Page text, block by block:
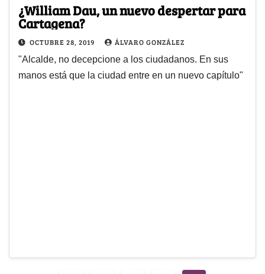
¿William Dau, un nuevo despertar para
Cartagena?
OCTUBRE 28, 2019 ÁLVARO GONZÁLEZ
"Alcalde, no decepcione a los ciudadanos. En sus
manos está que la ciudad entre en un nuevo capítulo"